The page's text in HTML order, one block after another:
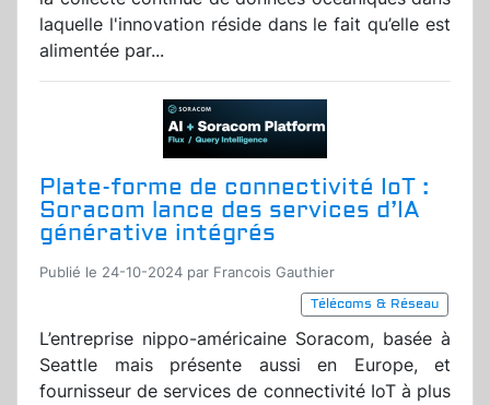
laquelle l'innovation réside dans le fait qu’elle est
alimentée par...
Plate-forme de connectivité IoT :
Soracom lance des services d’IA
générative intégrés
Publié le 24-10-2024 par Francois Gauthier
Télécoms & Réseau
L’entreprise nippo-américaine Soracom, basée à
Seattle mais présente aussi en Europe, et
fournisseur de services de connectivité IoT à plus